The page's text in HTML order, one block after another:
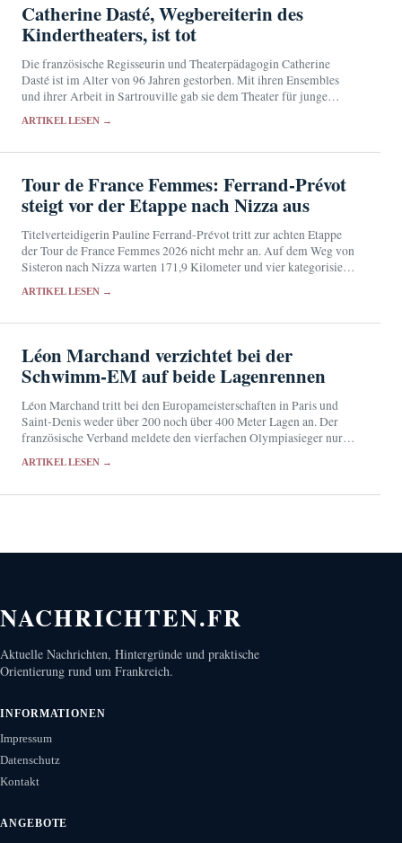
Catherine Dasté, Wegbereiterin des
Kindertheaters, ist tot
Die französische Regisseurin und Theaterpädagogin Catherine
Dasté ist im Alter von 96 Jahren gestorben. Mit ihren Ensembles
und ihrer Arbeit in Sartrouville gab sie dem Theater für junge
ARTIKEL LESEN →
Tour de France Femmes: Ferrand-Prévot
steigt vor der Etappe nach Nizza aus
Titelverteidigerin Pauline Ferrand-Prévot tritt zur achten Etappe
der Tour de France Femmes 2026 nicht mehr an. Auf dem Weg von
Sisteron nach Nizza warten 171,9 Kilometer und vier kategorisierte
ARTIKEL LESEN →
Léon Marchand verzichtet bei der
Schwimm-EM auf beide Lagenrennen
Léon Marchand tritt bei den Europameisterschaften in Paris und
Saint-Denis weder über 200 noch über 400 Meter Lagen an. Der
französische Verband meldete den vierfachen Olympiasieger nur
ARTIKEL LESEN →
NACHRICHTEN.FR
Aktuelle Nachrichten, Hintergründe und praktische
Orientierung rund um Frankreich.
INFORMATIONEN
Impressum
Datenschutz
Kontakt
ANGEBOTE